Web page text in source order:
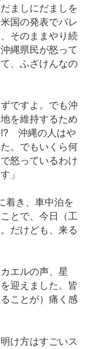
ましにだましを
国の発表でバレ
そのままやり続
縄県民が怒って
、ふざけんなの
ですよ。でも沖
を維持するため
!? 沖縄の人はや
。でもいくら何
怒っているわけ
」
着き、車中泊を
とで、今日（工
だけども、来る
エルの声、星
迎えました。皆
ことが）痛く感
け方はすごいス